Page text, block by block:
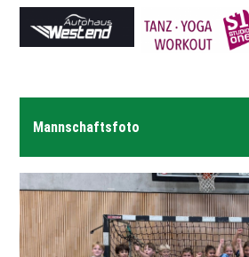
Mannschaftsfoto